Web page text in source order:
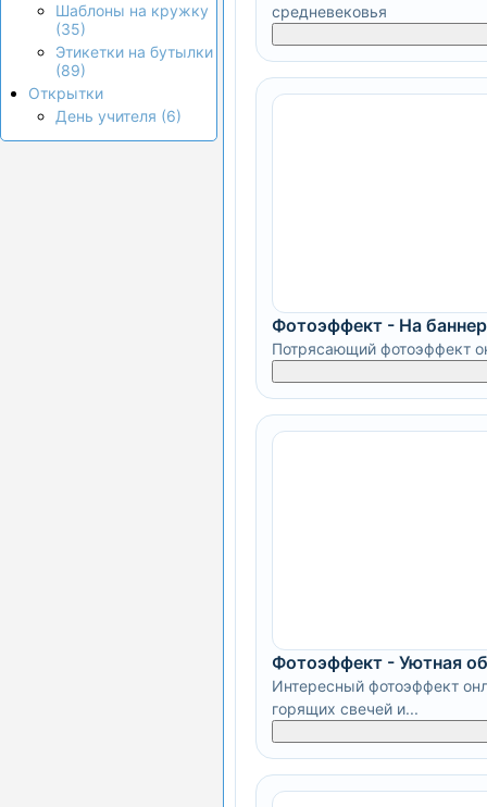
Шаблоны на кружку
(35)
Этикетки на бутылки
(89)
Открытки
День учителя (6)
средневековья
Фотоэффект - На
Потрясающий фотоэффект
Фотоэффект - Уютная
Интересный фотоэффект
горящих свечей и...